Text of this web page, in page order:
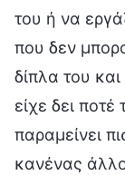
του ή να
που δεν
δίπλα του
είχε δει
παραμείνει
κανένας